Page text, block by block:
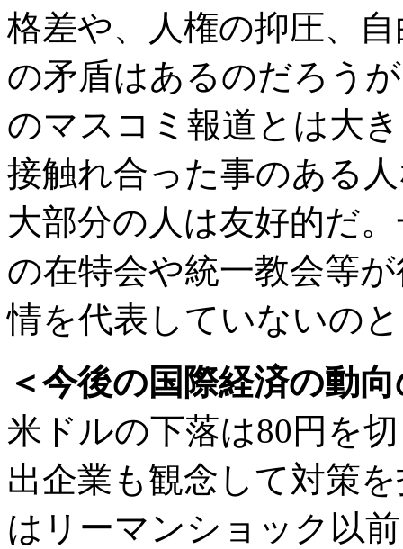
格差や、人権の抑圧、
の矛盾はあるのだろう
のマスコミ報道とは大
接触れ合った事のある
大部分の人は友好的だ
の在特会や統一教会等
情を代表していないの
＜今後の国際経済の動
米ドルの下落は80円を
出企業も観念して対策
はリーマンショック以